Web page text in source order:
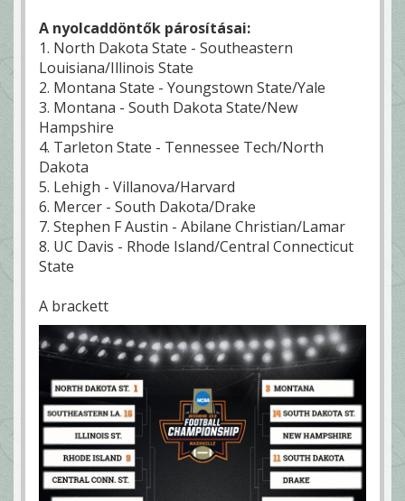
A nyolcaddöntők párosításai:
1. North Dakota State - Southeastern
Louisiana/Illinois State
2. Montana State - Youngstown State/Yale
3. Montana - South Dakota State/New
Hampshire
4. Tarleton State - Tennessee Tech/North
Dakota
5. Lehigh - Villanova/Harvard
6. Mercer - South Dakota/Drake
7. Stephen F Austin - Abilane Christian/Lamar
8. UC Davis - Rhode Island/Central Connecticut
State
A brackett